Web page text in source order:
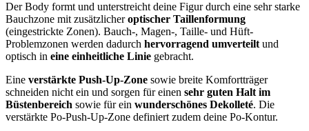
Der Body formt und unterstreicht deine Figur durch eine sehr starke
Bauchzone mit zusätzlicheroptischer Taillenformung
(eingestrickte Zonen). Bauch-, Magen-, Taille- und Hüft-
Problemzonen werden dadurch hervorragend umverteilt und
optisch in eine einheitliche Linie gebracht.
Eine verstärkte Push-Up-Zone sowie breite Komfortträger
schneiden nicht ein und sorgen für einen sehr guten Halt im
Büstenbereich sowie für ein wunderschönes Dekolleté. Die
verstärkte Po-Push-Up-Zone definiert zudem deine Po-Kontur.